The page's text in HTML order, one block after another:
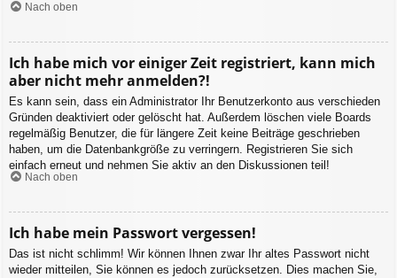
Nach oben
Ich habe mich vor einiger Zeit registriert, kann mich
aber nicht mehr anmelden?!
Es kann sein, dass ein Administrator Ihr Benutzerkonto aus verschieden
Gründen deaktiviert oder gelöscht hat. Außerdem löschen viele Boards
regelmäßig Benutzer, die für längere Zeit keine Beiträge geschrieben
haben, um die Datenbankgröße zu verringern. Registrieren Sie sich
einfach erneut und nehmen Sie aktiv an den Diskussionen teil!
Nach oben
Ich habe mein Passwort vergessen!
Das ist nicht schlimm! Wir können Ihnen zwar Ihr altes Passwort nicht
wieder mitteilen, Sie können es jedoch zurücksetzen. Dies machen Sie,